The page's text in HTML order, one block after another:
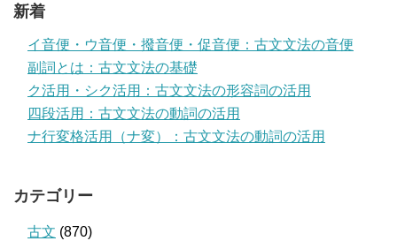
新着
イ音便・ウ音便・撥音便・促音便：古文文法の音便
副詞とは：古文文法の基礎
ク活用・シク活用：古文文法の形容詞の活用
四段活用：古文文法の動詞の活用
ナ行変格活用（ナ変）：古文文法の動詞の活用
カテゴリー
古文 (870)